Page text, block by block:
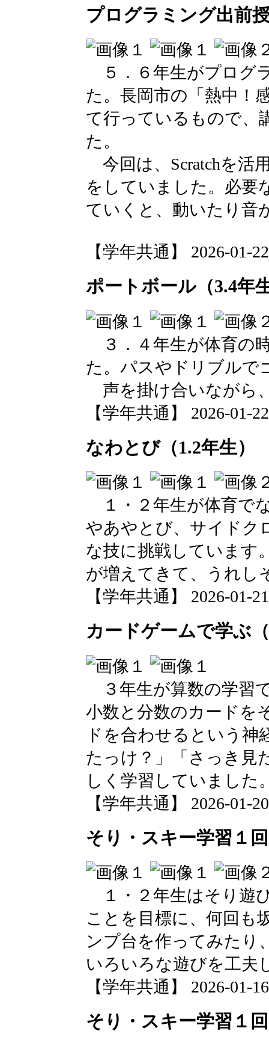
プログラミング出前
５．６年生がプログ
た。長岡市の「熱中！
て行っているもので、
た。
今回は、Scratchを活
をしていました。必要
ていくと、動いたり音
【学年共通】 2026-01-
ポートボール（3.4年
３．４年生が体育の
た。パスやドリブル
声を掛け合いながら
【学年共通】 2026-01-
なわとび（1.2年生）
１・２年生が体育で
やあやとび、サイドク
な技に挑戦しています
が増えてきて、うれし
【学年共通】 2026-01-
カードゲームで学ぶ
３年生が算数の学習
小数と分数のカードを
ドを合わせるという
たっけ？」「さっき見
しく学習していました
【学年共通】 2026-01-
そり・スキー学習１
１・２年生はそり遊
ことを目標に、何回も
ンプ台を作ってみたり
いろいろな遊びを工夫
【学年共通】 2026-01-
そり・スキー学習１